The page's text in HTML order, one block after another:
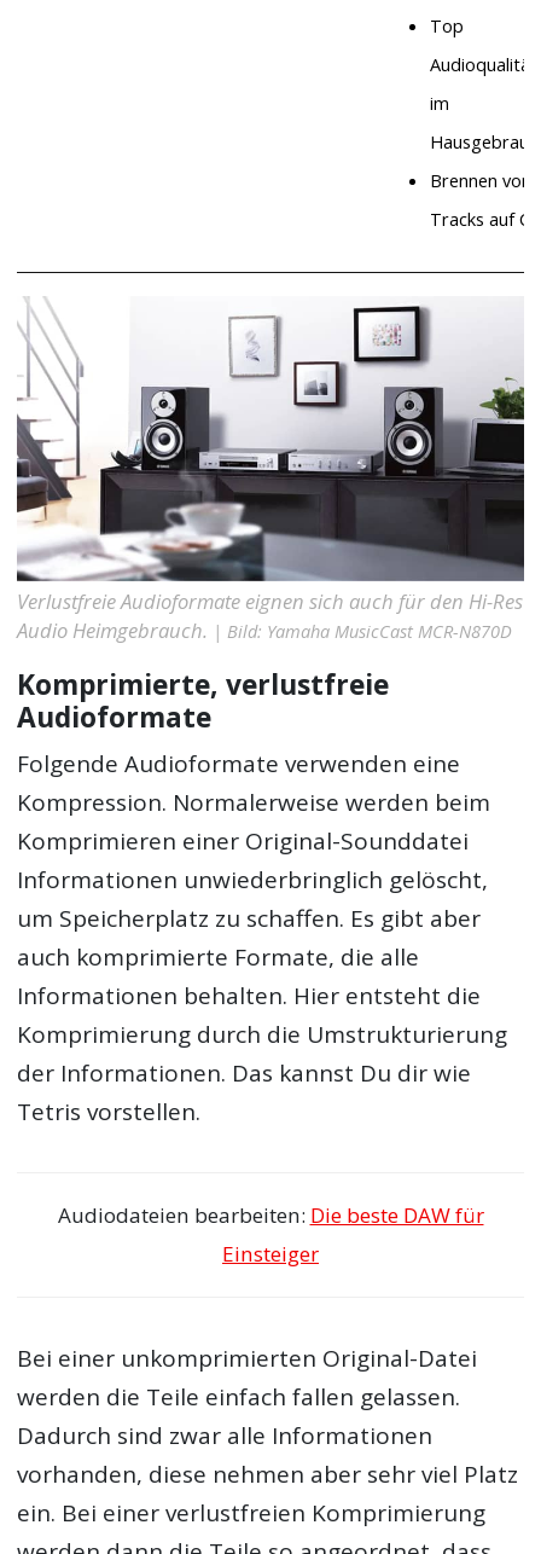
Top
Audioqualität
im
Brennen von
Tracks auf
Verlustfreie Audioformate eignen sich auch für den Hi-Res
Audio Heimgebrauch. | Bild: Yamaha MusicCast MCR-N870D
Komprimierte, verlustfreie
Audioformate
Folgende Audioformate verwenden eine
Kompression. Normalerweise werden beim
Komprimieren einer Original-Sounddatei
Informationen unwiederbringlich gelöscht,
um Speicherplatz zu schaffen. Es gibt aber
auch komprimierte Formate, die alle
Informationen behalten. Hier entsteht die
Komprimierung durch die Umstrukturierung
der Informationen. Das kannst Du dir wie
Tetris vorstellen.
Audiodateien bearbeiten: Die beste DAW für
Einsteiger
Bei einer unkomprimierten Original-Datei
werden die Teile einfach fallen gelassen.
Dadurch sind zwar alle Informationen
vorhanden, diese nehmen aber sehr viel Platz
ein. Bei einer verlustfreien Komprimierung